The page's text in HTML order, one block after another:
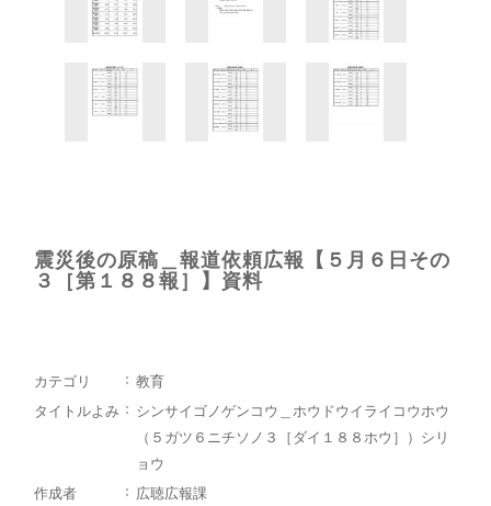
震災後の原稿＿報道依頼広報【５月６日その
３［第１８８報］】資料
カテゴリ
教育
タイトルよみ
シンサイゴノゲンコウ＿ホウドウイライコウホウ
（５ガツ６ニチソノ３［ダイ１８８ホウ］）シリ
ョウ
作成者
広聴広報課